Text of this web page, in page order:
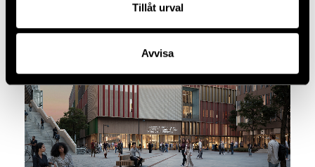
Tillåt urval
Avvisa